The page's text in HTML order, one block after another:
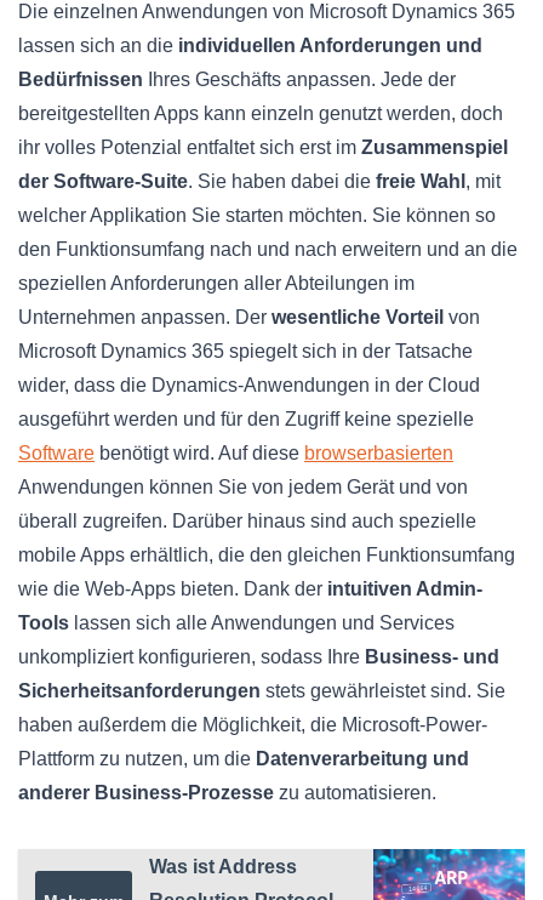
Die einzelnen Anwendungen von Microsoft Dynamics 365
lassen sich an die individuellen Anforderungen und
Bedürfnissen Ihres Geschäfts anpassen. Jede der
bereitgestellten Apps kann einzeln genutzt werden, doch
ihr volles Potenzial entfaltet sich erst im Zusammenspiel
der Software-Suite. Sie haben dabei die freie Wahl , mit
welcher Applikation Sie starten möchten. Sie können so
den Funktionsumfang nach und nach erweitern und an die
speziellen Anforderungen aller Abteilungen im
Unternehmen anpassen. Der wesentliche Vorteil von
Microsoft Dynamics 365 spiegelt sich in der Tatsache
wider, dass die Dynamics-Anwendungen in der Cloud
ausgeführt werden und für den Zugriff keine spezielle
Software benötigt wird. Auf diese browserbasierten
Anwendungen können Sie von jedem Gerät und von
überall zugreifen. Darüber hinaus sind auch spezielle
mobile Apps erhältlich, die den gleichen Funktionsumfang
wie die Web-Apps bieten. Dank der intuitiven Admin-
Tools lassen sich alle Anwendungen und Services
unkompliziert konfigurieren, sodass Ihre Business- und
Sicherheitsanforderungen stets gewährleistet sind. Sie
haben außerdem die Möglichkeit, die Microsoft-Power-
Plattform zu nutzen, um die Datenverarbeitung und
anderer Business-Prozesse zu automatisieren.
Was ist Address